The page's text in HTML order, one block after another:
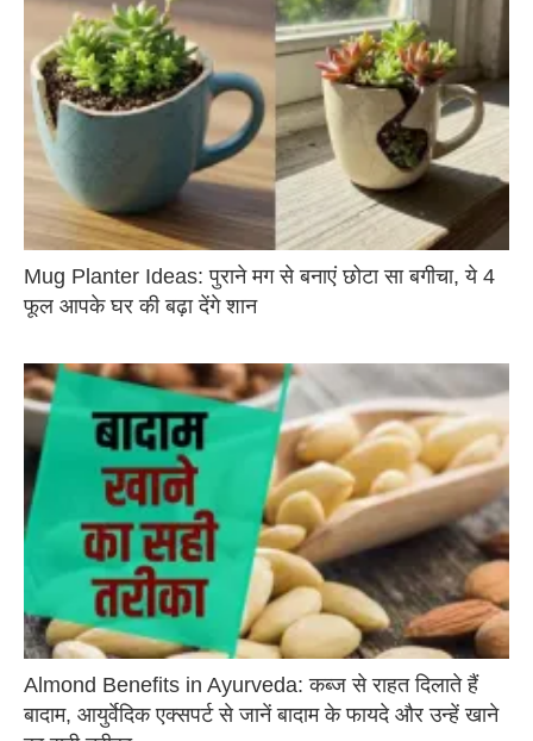
Mug Planter Ideas: पुराने मग से बनाएं छोटा सा बगीचा, ये 4
फूल आपके घर की बढ़ा देंगे शान
Almond Benefits in Ayurveda: कब्ज से राहत दिलाते हैं
बादाम, आयुर्वेदिक एक्सपर्ट से जानें बादाम के फायदे और उन्हें खाने